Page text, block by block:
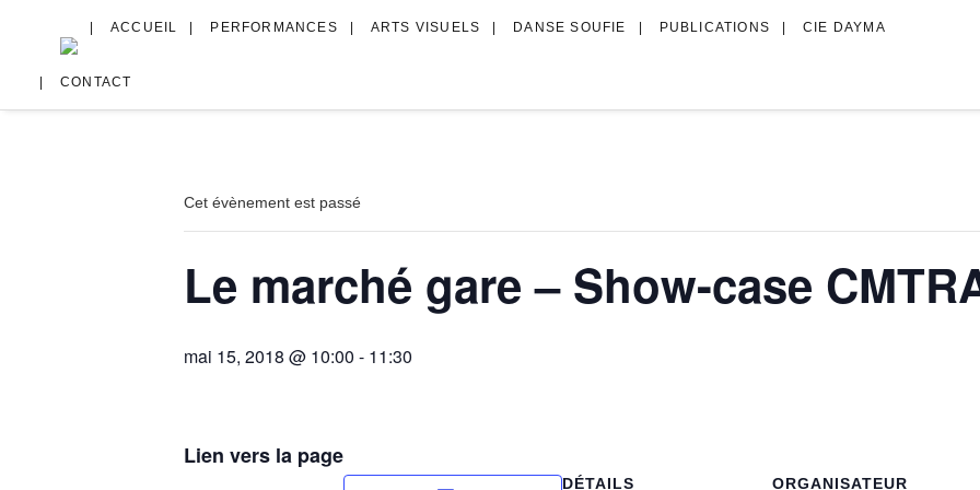
ACCUEIL PERFORMANCES ARTS VISUELS DANSE SOUFIE PUBLICATIONS CIE DAYMA
CONTACT
Cet évènement est passé
Le marché gare – Show-case
mai 15, 2018 @ 10:00 - 11:30
Lien vers la page
DÉTAILS ORGANISATEUR